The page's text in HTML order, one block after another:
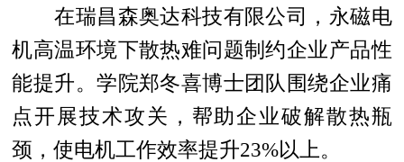
在瑞昌森奥达科技有限公司，永磁电
机高温环境下散热难问题制约企业产品性
能提升。学院郑冬喜博士团队围绕企业痛
点开展技术攻关，帮助企业破解散热瓶
颈，使电机工作效率提升23%以上。